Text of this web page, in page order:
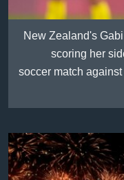
New Zealand's
scoring her
soccer match